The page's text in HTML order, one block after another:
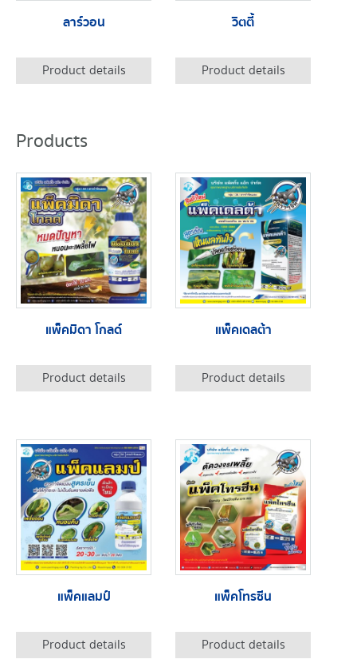
ลาร์วอน
Product details
วิตตี้
Product details
Products
แพ็คมิดา โกลด์
Product details
แพ็คเดลต้า
Product details
แพ็คแลมป์
Product details
แพ็คโทรซีน
Product details